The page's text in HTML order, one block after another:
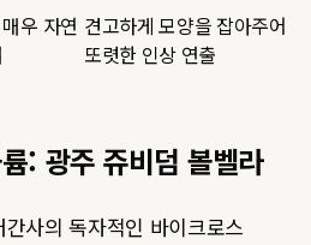
우 자연 견고하게 모양을 잡아주어
또렷한 인상 연출
: 광주 쥬비덤 볼벨라
간사의 독자적인 바이크로스